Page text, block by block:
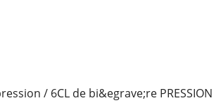
/ 6CL de bi&egrave;re PRESSION